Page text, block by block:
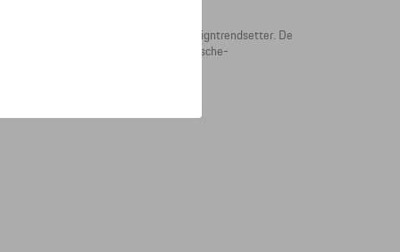
RACING®-collectie is een absolute designtrendsetter. De
geven, en ook de hoogwaardige Porsche-